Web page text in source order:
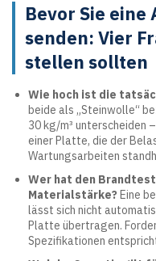
Bevor Sie
senden: Vier
stellen sollten
Wie hoch ist die
beide als „Steinwolle“
30 kg/m³ unterscheiden
einer Platte, die der
Wartungsarbeiten
Wer hat den
Materialstärke? Eine
lässt sich nicht
Platte übertragen.
Spezifikationen